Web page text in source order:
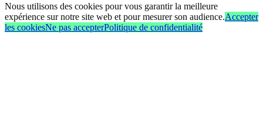
Nous utilisons des cookies pour vous garantir la meilleure
expérience sur notre site web et pour mesurer son audience.Accepter
les cookiesNe pas accepterPolitique de confidentialité